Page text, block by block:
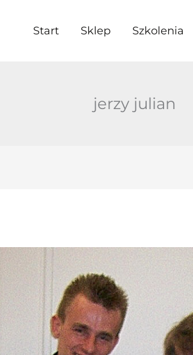
Start Sklep Szkolenia
jerzy julian